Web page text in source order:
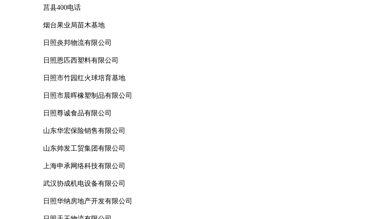
莒县400电话
烟台果业局苗木基地
日照炎邦物流有限公司
日照恩匹西塑料有限公司
日照市竹园红火球培育基地
日照市晨晖橡塑制品有限公司
日照尊诚食品有限公司
山东华宏保险销售有限公司
山东帅发工贸集团有限公司
上海申承网络科技有限公司
武汉协成机电设备有限公司
日照华纳房地产开发有限公司